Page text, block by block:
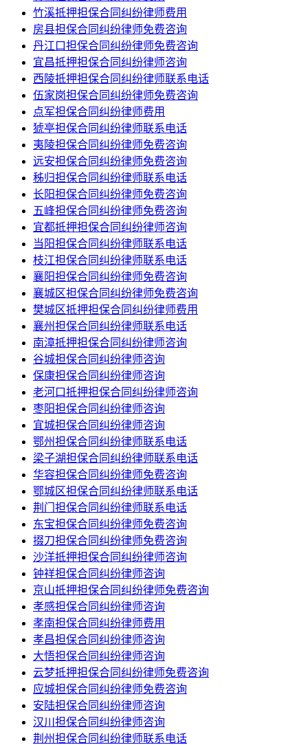
竹溪抵押担保合同纠纷律师费用
房县担保合同纠纷律师免费咨询
丹江口担保合同纠纷律师免费咨询
宜昌抵押担保合同纠纷律师咨询
西陵抵押担保合同纠纷律师联系电话
伍家岗担保合同纠纷律师免费咨询
点军担保合同纠纷律师费用
猇亭担保合同纠纷律师联系电话
夷陵担保合同纠纷律师免费咨询
远安担保合同纠纷律师免费咨询
秭归担保合同纠纷律师联系电话
长阳担保合同纠纷律师免费咨询
五峰担保合同纠纷律师免费咨询
宜都抵押担保合同纠纷律师咨询
当阳担保合同纠纷律师联系电话
枝江担保合同纠纷律师联系电话
襄阳担保合同纠纷律师免费咨询
襄城区担保合同纠纷律师免费咨询
樊城区抵押担保合同纠纷律师费用
襄州担保合同纠纷律师联系电话
南漳抵押担保合同纠纷律师咨询
谷城担保合同纠纷律师咨询
保康担保合同纠纷律师咨询
老河口抵押担保合同纠纷律师咨询
枣阳担保合同纠纷律师咨询
宜城担保合同纠纷律师咨询
鄂州担保合同纠纷律师联系电话
梁子湖担保合同纠纷律师联系电话
华容担保合同纠纷律师免费咨询
鄂城区担保合同纠纷律师联系电话
荆门担保合同纠纷律师联系电话
东宝担保合同纠纷律师免费咨询
掇刀担保合同纠纷律师免费咨询
沙洋抵押担保合同纠纷律师咨询
钟祥担保合同纠纷律师咨询
京山抵押担保合同纠纷律师免费咨询
孝感担保合同纠纷律师咨询
孝南担保合同纠纷律师费用
孝昌担保合同纠纷律师咨询
大悟担保合同纠纷律师咨询
云梦抵押担保合同纠纷律师免费咨询
应城担保合同纠纷律师免费咨询
安陆担保合同纠纷律师咨询
汉川担保合同纠纷律师咨询
荆州担保合同纠纷律师联系电话